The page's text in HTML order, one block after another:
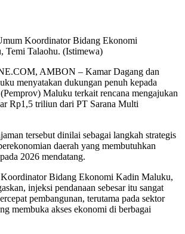
Koordinator Bidang Ekonomi
Temi Talaohu. (Istimewa)
AMBON – Kamar Dagang dan
menyatakan dukungan penuh kepada
Maluku terkait rencana mengajukan
Rp1,5 triliun dari PT Sarana Multi
tersebut dinilai sebagai langkah strategis
daerah yang membutuhkan
2026 mendatang.
Bidang Ekonomi Kadin Maluku,
injeksi pendanaan sebesar itu sangat
pembangunan, terutama pada sektor
membuka akses ekonomi di berbagai